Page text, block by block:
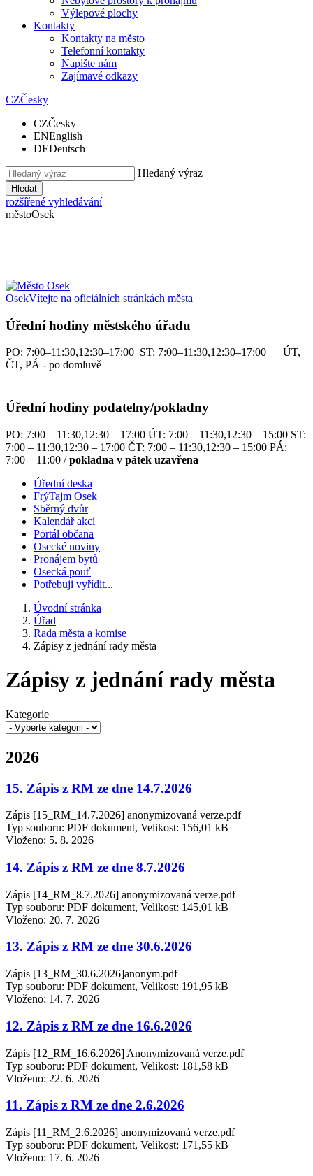
Výlepové plochy
Kontakty
Kontakty na město
Telefonní kontakty
Napište nám
Zajímavé odkazy
CZČesky
CZČesky
ENEnglish
DEDeutsch
Hledaný výraz
Hledat
rozšířené vyhledávání
městoOsek
OsekVítejte na oficiálních stránkách města
Úřední hodiny městského úřadu
PO: 7:00–11:30,12:30–17:00 ST: 7:00–11:30,12:30–17:00 ÚT,
ČT, PÁ - po domluvě
Úřední hodiny podatelny/pokladny
PO: 7:00 – 11:30,12:30 – 17:00 ÚT: 7:00 – 11:30,12:30 – 15:00 ST:
7:00 – 11:30,12:30 – 17:00 ČT: 7:00 – 11:30,12:30 – 15:00 PÁ:
7:00 – 11:00 /pokladna v pátek uzavřena
Úřední deska
FrýTajm Osek
Sběrný dvůr
Kalendář akcí
Portál občana
Osecké noviny
Pronájem bytů
Osecká pouť
Potřebuji vyřídit...
Úvodní stránka
Úřad
Rada města a komise
Zápisy z jednání rady města
Zápisy z jednání rady města
Kategorie
2026
15. Zápis z RM ze dne 14.7.2026
Zápis [15_RM_14.7.2026] anonymizovaná verze.pdf
Typ souboru: PDF dokument, Velikost: 156,01 kB
Vloženo: 5. 8. 2026
14. Zápis z RM ze dne 8.7.2026
Zápis [14_RM_8.7.2026] anonymizovaná verze.pdf
Typ souboru: PDF dokument, Velikost: 145,01 kB
Vloženo: 20. 7. 2026
13. Zápis z RM ze dne 30.6.2026
Zápis [13_RM_30.6.2026]anonym.pdf
Typ souboru: PDF dokument, Velikost: 191,95 kB
Vloženo: 14. 7. 2026
12. Zápis z RM ze dne 16.6.2026
Zápis [12_RM_16.6.2026] Anonymizovaná verze.pdf
Typ souboru: PDF dokument, Velikost: 181,58 kB
Vloženo: 22. 6. 2026
11. Zápis z RM ze dne 2.6.2026
Zápis [11_RM_2.6.2026] anonymizovaná verze.pdf
Typ souboru: PDF dokument, Velikost: 171,55 kB
Vloženo: 17. 6. 2026